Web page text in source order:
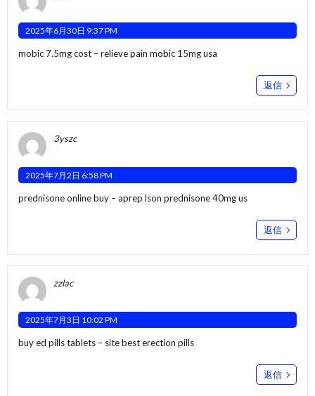
2025年6月30日 9:37 PM
mobic 7.5mg cost –relieve pain mobic 15mg usa
返信
3yszc
2025年7月2日 6:58 PM
prednisone online buy –aprep lson prednisone 40mg us
返信
zzlac
2025年7月3日 10:02 PM
buy ed pills tablets – sitebest erection pills
返信